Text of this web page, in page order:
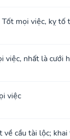
mọi việc, kỵ tố
việc, nhất là cưới
việc
về cầu tài lộc;